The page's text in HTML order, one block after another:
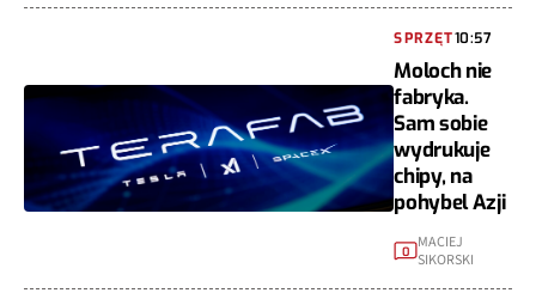
SPRZĘT10:57
Moloch nie
fabryka.
Sam sobie
wydrukuje
chipy, na
pohybel Azji
0
MACIEJ
SIKORSKI